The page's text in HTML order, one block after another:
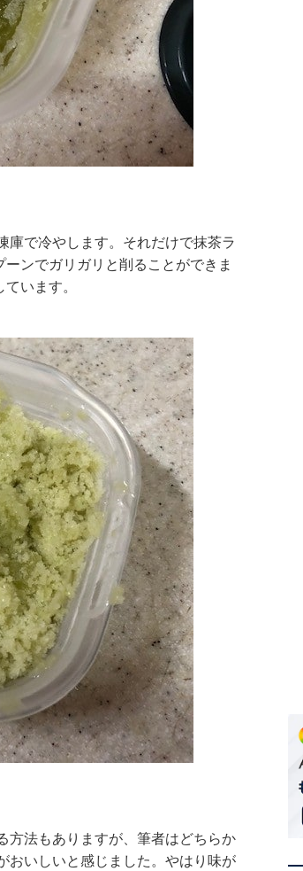
庫で冷やします。それだけで抹茶ラ
ンでガリガリと削ることができま
います。
方法もありますが、筆者はどちらか
おいしいと感じました。やはり味が